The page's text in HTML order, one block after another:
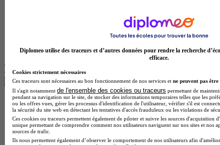
BTS Communication à Bordeaux
BTS Communication à Lyon
BTS Ndrc à Lyon
Les intitulés de diplôme par alternance
les plus recherchés
BTS Esf en alternance
BTS Dietetique en alternance
BTS Mco en alternance
BTS Pi en alternance
BTS Sp3s en alternance
Diplomeo utilise des traceurs et d’autres données pour rendre la recherche
efficace.
Cookies strictement nécessaires
Ces traceurs sont nécessaires au bon fonctionnement de nos services et ne peuvent pas être
Il s'agit notamment de l'ensemble des cookies ou traceurs permettant de
pendant sa navigation sur le site, de stocker des informations temporaires telles que les
ou les offres vues, gérer les processus d'identification de l'utilisateur, vérifier s'il est
la sécurité du site web en détectant les tentatives d'accès frauduleux ou les violations de
Ces cookies ou traceurs permettent également de piloter et suivre les sources d'acquisition
unique permettant de comprendre comment nos utilisateurs naviguent sur nos sites et nos
sources de trafic.
Ils nous permettent également d’observer le comportement de nos utilisateurs afin